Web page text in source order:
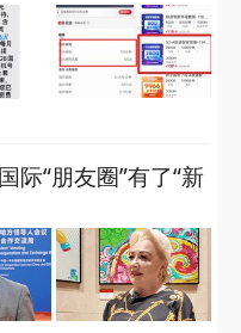
际“朋友圈”有了“新